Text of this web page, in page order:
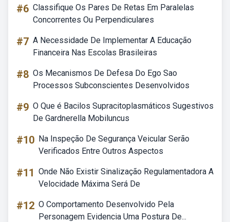
#6 Classifique Os Pares De Retas Em Paralelas
Concorrentes Ou Perpendiculares
#7 A Necessidade De Implementar A Educação
Financeira Nas Escolas Brasileiras
#8 Os Mecanismos De Defesa Do Ego Sao
Processos Subconscientes Desenvolvidos
#9 O Que é Bacilos Supracitoplasmáticos Sugestivos
De Gardnerella Mobiluncus
#10 Na Inspeção De Segurança Veicular Serão
Verificados Entre Outros Aspectos
#11 Onde Não Existir Sinalização Regulamentadora A
Velocidade Máxima Será De
#12 O Comportamento Desenvolvido Pela
Personagem Evidencia Uma Postura De...